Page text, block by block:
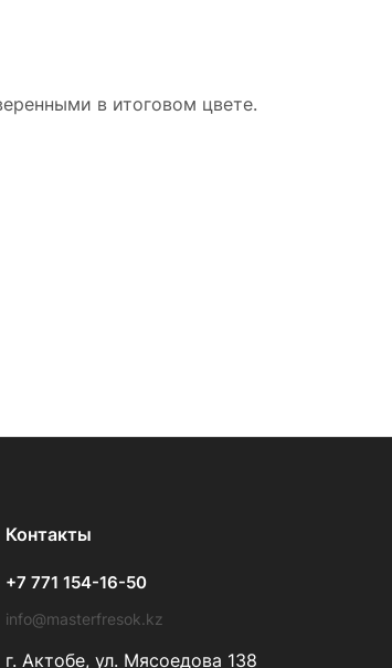
в итоговом цвете.
Контакты
+7 771 154-16-50
info@masterfresok.kz
г. Актобе, ул. Мясоедова 138